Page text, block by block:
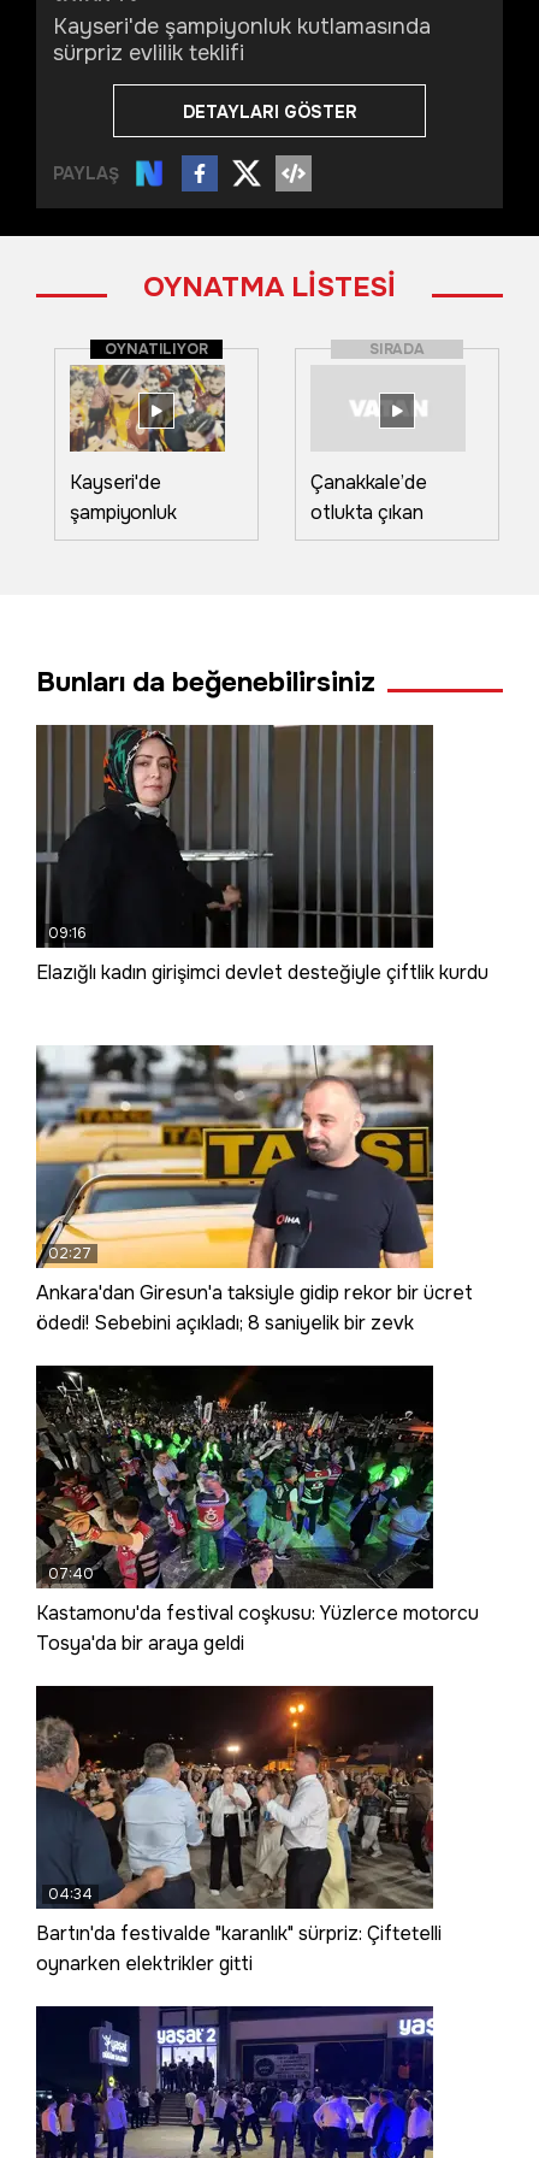
Kayseri'de şampiyonluk kutlamasında
sürpriz evlilik teklifi
DETAYLARI GÖSTER
PAYLAŞ
OYNATMA LİSTESİ
OYNATILIYOR
Kayseri'de
şampiyonluk
kutlamasında
SIRADA
Çanakkale’de
otlukta çıkan
yangın ormana
Bunları da beğenebilirsiniz
09:16
Elazığlı kadın girişimci devlet desteğiyle çiftlik kurdu
02:27
Ankara'dan Giresun'a taksiyle gidip rekor bir ücret
ödedi! Sebebini açıkladı; 8 saniyelik bir zevk
07:40
Kastamonu'da festival coşkusu: Yüzlerce motorcu
Tosya'da bir araya geldi
04:34
Bartın'da festivalde "karanlık" sürpriz: Çiftetelli
oynarken elektrikler gitti